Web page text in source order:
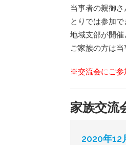
当事者の親御
とりでは参加
地域支部が開催
ご家族の方は
※交流会にご参
家族交流
2020年12